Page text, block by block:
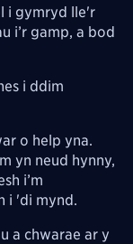
i gymryd lle'r
i’r gamp, a bod
i ddim
o help yna.
yn neud hynny,
i’m
i 'di mynd.
a chwarae ar y